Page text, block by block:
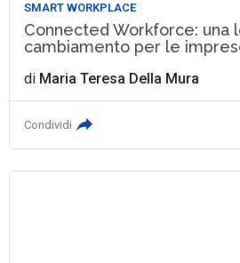
SMART WORKPLACE
Connected Workforce: una
cambiamento per le
di Maria Teresa Della Mura
Condividi